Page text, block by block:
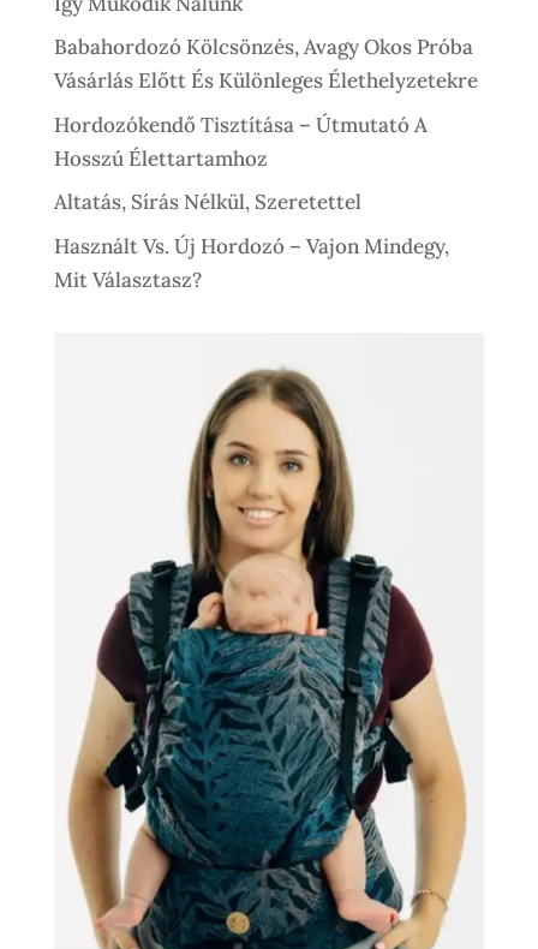
Babahordozó Kölcsönzés, Avagy Okos Próba
Vásárlás Előtt És Különleges Élethelyzetekre
Hordozókendő Tisztítása – Útmutató A
Hosszú Élettartamhoz
Altatás, Sírás Nélkül, Szeretettel
Használt Vs. Új Hordozó – Vajon Mindegy,
Mit Választasz?